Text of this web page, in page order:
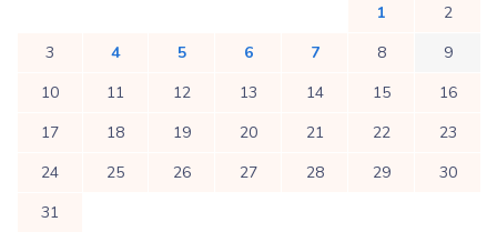
1
2
3
4 5 6 7 8
9
10
11 12 13 14 15
16
17
18 19 20 21 22
23
24
25 26 27 28 29
30
31